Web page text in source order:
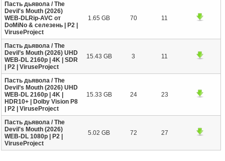
Пасть дьявола / The
Devil's Mouth (2026)
WEB-DLRip-AVC от
DoMiNo & селезень | P2 |
ViruseProject
1.65 GB 70 11
Пасть дьявола / The
Devil’s Mouth (2026) UHD
WEB-DL 2160p | 4K | SDR
| Р2 | ViruseProject
15.43 GB 3 11
Пасть дьявола / The
Devil’s Mouth (2026) UHD
WEB-DL 2160p | 4K |
HDR10+ | Dolby Vision P8
| Р2 | ViruseProject
15.33 GB 24 23
Пасть дьявола / The
Devil's Mouth (2026)
WEB-DL 1080p | P2 |
ViruseProject
5.02 GB 72 27